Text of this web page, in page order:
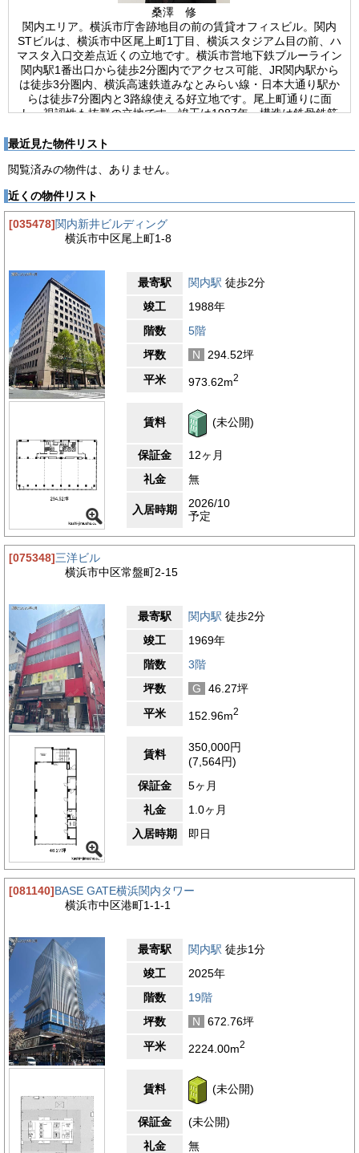
桑澤 修
関内エリア。横浜市庁舎跡地目の前の賃貸オフィスビル。関内
STビルは、横浜市中区尾上町1丁目、横浜スタジアム目の前、ハ
マスタ入口交差点近くの立地です。横浜市営地下鉄ブルーライン
関内駅1番出口から徒歩2分圏内でアクセス可能、JR関内駅から
は徒歩3分圏内、横浜高速鉄道みなとみらい線・日本大通り駅か
らは徒歩7分圏内と3路線使える好立地です。尾上町通りに面
し、視認性も抜群の立地です。竣工は1987年、構造は鉄骨鉄筋
件です。エレベーターは乗用9人乗りが2基、セキュリティは機
のみの開放で、開放時間は平日８:00～18：30です。駐車場は機
別空調、OAフロア、光ファイバー導入済です。各フロア共用部
に給湯室、個室・洗面ともに複数備えた室外男女別トイレがござ
います。ビル入口、エントランスには御影石が使われ重厚感のあ
る建物です。堅実なイメージをお求めの企業様にもおすすめの物
には大型高層複合施設が2025年に開業予定です。関内駅前再開
発に伴い、ますます利便性が高まる注目のエリアです。
【周辺ガイド】
関内STビルは、神奈川県横浜市中区尾上町1-4-1にある物件で
す。ブルーライン・JR根岸線の関内駅、みなとみらい線の日本
大通り駅が利用可能となっています。最寄駅から徒歩2分圏内の
アクセス良好な物件です。また、電車の利用で関内駅から横浜駅
スムーズにアクセスが可能となっています。関内エリアは、レト
ロな雰囲気と繫華街の賑やかさが合わさった街です。関内STビ
ルは、「横浜スタジアム」からすぐの立地です。尾上町通りに面
しているので、視認性がございます。来訪者の方にも説明のしや
すい立地です。車通りの多い周辺環境となっています。徒歩圏内
に、銀行や郵便局があるので、ビジネスシーンにおいて便利な環
境となっています。
・横浜住吉町郵便局 約250メートル(徒歩約3分)
・りそな銀行 横浜支店 約400メートル(徒歩約6分)
・横浜銀行 関内支店 約650メートル(徒歩約9分)
・横浜スタジアム 約130メートル(徒歩約2分)
・ファミリーマート 横浜スタジアム前店 約130メートル(徒歩
駅からの距離
設備
耐震性
エントランス
最近見た物件リスト
閲覧済みの物件は、ありません。
近くの物件リスト
[035478]関内新井ビルディング
横浜市中区尾上町1-8
最寄駅 関内駅 徒歩2分
竣工
1988年
階数
5階
坪数
N
294.52坪
平米
973.62m2
賃料 (未公開)
保証金
12ヶ月
礼金
無
入居時期
2026/10
予定
[075348]三洋ビル
横浜市中区常盤町2-15
最寄駅 関内駅 徒歩2分
竣工
1969年
階数
3階
坪数
G
46.27坪
平米
152.96m2
賃料
350,000円
(7,564円)
保証金
5ヶ月
礼金
1.0ヶ月
入居時期
即日
[081140]BASE GATE横浜関内タワー
横浜市中区港町1-1-1
最寄駅 関内駅 徒歩1分
竣工
2025年
階数
19階
坪数
N
672.76坪
平米
2224.00m2
賃料 (未公開)
保証金
(未公開)
礼金
無